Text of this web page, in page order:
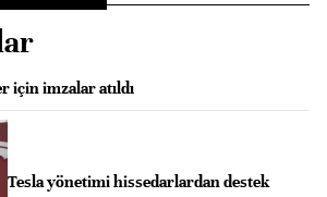
için imzalar atıldı
Tesla yönetimi hissedarlardan destek